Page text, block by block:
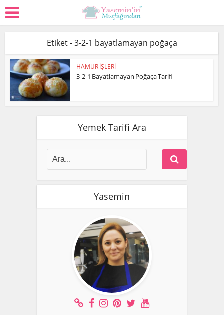
Etiket - 3-2-1 bayatlamayan poğaça
HAMUR İŞLERİ
3-2-1 Bayatlamayan Poğaça Tarifi
Yemek Tarifi Ara
Yasemin